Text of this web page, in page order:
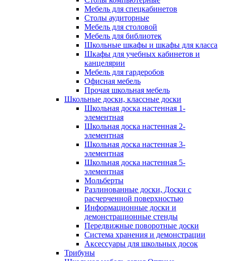
Мебель для спецкабинетов
Столы аудиторные
Мебель для столовой
Мебель для библиотек
Школьные шкафы и шкафы для класса
Шкафы для учебных кабинетов и
канцелярии
Мебель для гардеробов
Офисная мебель
Прочая школьная мебель
Школьные доски, классные доски
Школьная доска настенная 1-
элементная
Школьная доска настенная 2-
элементная
Школьная доска настенная 3-
элементная
Школьная доска настенная 5-
элементная
Мольберты
Разлинованные доски, Доски с
расчерченной поверхностью
Информационные доски и
демонстрационные стенды
Передвижные поворотные доски
Система хранения и демонстрации
Аксессуары для школьных досок
Трибуны